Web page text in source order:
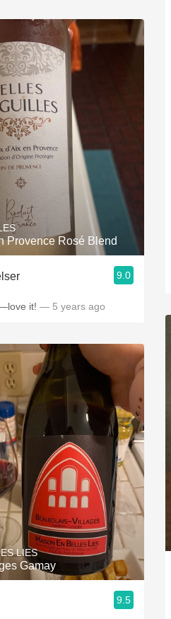
Provence Rosé Blend
9.0
it! — 5 years ago
LIES
Gamay
9.5